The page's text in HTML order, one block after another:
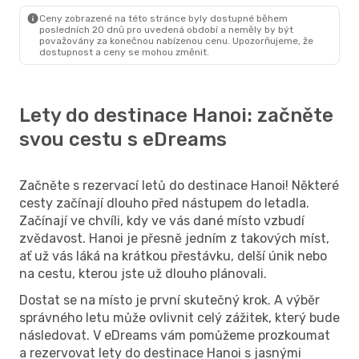
Ceny zobrazené na této stránce byly dostupné během
posledních 20 dnů pro uvedená období a neměly by být
považovány za konečnou nabízenou cenu. Upozorňujeme, že
dostupnost a ceny se mohou změnit.
Lety do destinace Hanoi: začněte
svou cestu s eDreams
Začněte s rezervací letů do destinace Hanoi! Některé
cesty začínají dlouho před nástupem do letadla.
Začínají ve chvíli, kdy ve vás dané místo vzbudí
zvědavost. Hanoi je přesně jedním z takových míst,
ať už vás láká na krátkou přestávku, delší únik nebo
na cestu, kterou jste už dlouho plánovali.
Dostat se na místo je první skutečný krok. A výběr
správného letu může ovlivnit celý zážitek, který bude
následovat. V eDreams vám pomůžeme prozkoumat
a rezervovat lety do destinace Hanoi s jasnými